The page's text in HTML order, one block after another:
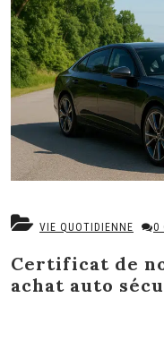
VIE QUOTIDIENNE 0
Certificat de
achat auto